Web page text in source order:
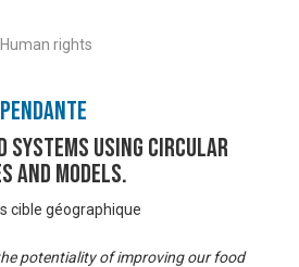
rights
systems using circular
and models.
cible géographique
potentiality of improving our food